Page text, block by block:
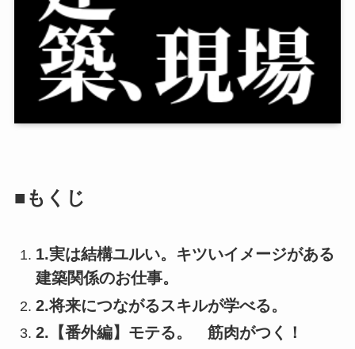
■もくじ
1.実は結構ユルい。キツいイメージがある
建築関係のお仕事。
2.将来につながるスキルが学べる。
2.【番外編】モテる。 筋肉がつく！